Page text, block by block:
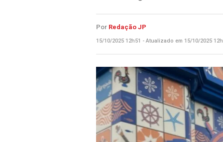
Por Redação JP
15/10/2025 12h51 - Atualizado em 15/10/2025